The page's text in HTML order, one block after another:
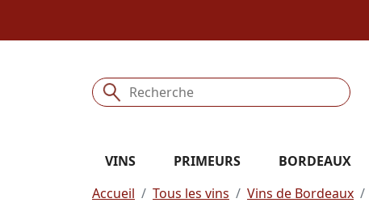
VINS PRIMEURS BORDEAUX
Accueil
Tous les vins Vins de Bordeaux